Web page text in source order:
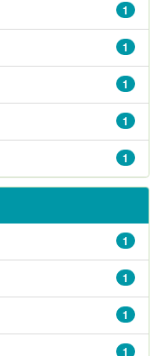
1
1
1
1
1
1
1
1
1